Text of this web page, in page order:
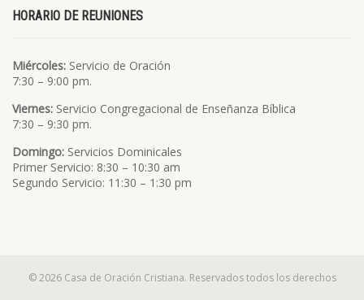
HORARIO DE REUNIONES
Miércoles: Servicio de Oración
7:30 – 9:00 pm.
Viernes: Servicio Congregacional de Enseñanza Bíblica
7:30 – 9:30 pm.
Domingo: Servicios Dominicales
Primer Servicio: 8:30 – 10:30 am
Segundo Servicio: 11:30 – 1:30 pm
© 2026 Casa de Oración Cristiana. Reservados todos los derechos